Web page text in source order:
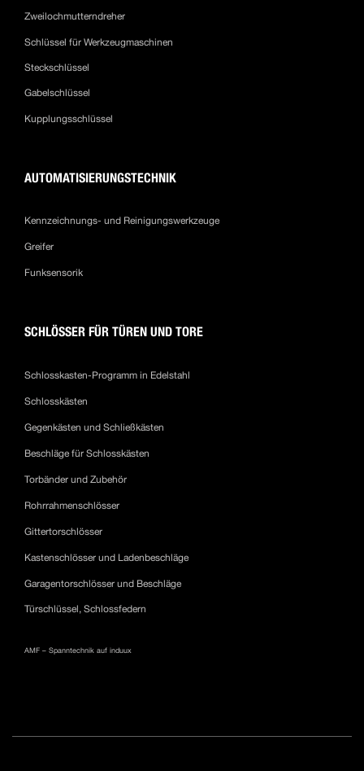
Zweilochmutterndreher
Schlüssel für Werkzeugmaschinen
Steckschlüssel
Gabelschlüssel
Kupplungsschlüssel
AUTOMATISIERUNGSTECHNIK
Kennzeichnungs- und Reinigungswerkzeuge
Greifer
Funksensorik
SCHLÖSSER FÜR TÜREN UND TORE
Schlosskasten-Programm in Edelstahl
Schlosskästen
Gegenkästen und Schließkästen
Beschläge für Schlosskästen
Torbänder und Zubehör
Rohrrahmenschlösser
Gittertorschlösser
Kastenschlösser und Ladenbeschläge
Garagentorschlösser und Beschläge
Türschlüssel, Schlossfedern
AMF – Spanntechnik auf induux